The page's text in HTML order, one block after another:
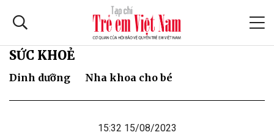
SỨC KHOẺ
Dinh dưỡng Nha khoa cho bé
15:32 15/08/2023